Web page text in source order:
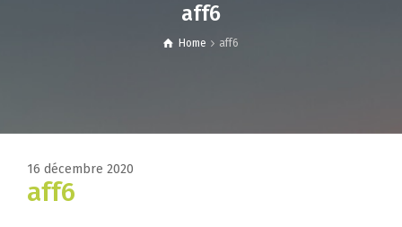
aff6
Home aff6
16 décembre 2020
aff6